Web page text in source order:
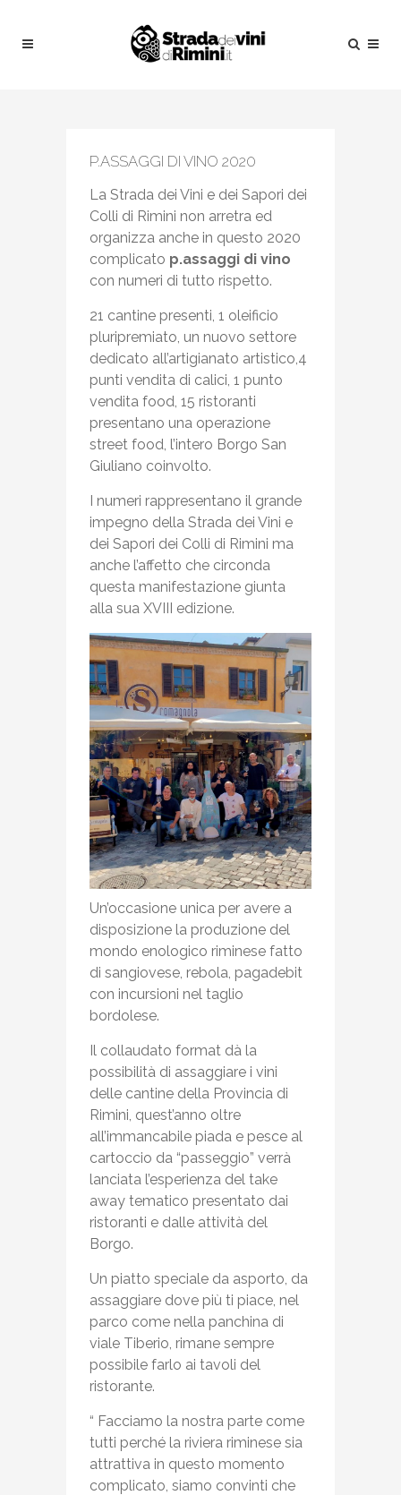
P.ASSAGGI DI VINO 2020
La Strada dei Vini e dei Sapori dei
Colli di Rimini non arretra ed
organizza anche in questo 2020
complicato p.assaggi di vino
con numeri di tutto rispetto.
21 cantine presenti, 1 oleificio
pluripremiato, un nuovo settore
dedicato all’artigianato artistico,4
punti vendita di calici, 1 punto
vendita food, 15 ristoranti
presentano una operazione
street food, l’intero Borgo San
Giuliano coinvolto.
I numeri rappresentano il grande
impegno della Strada dei Vini e
dei Sapori dei Colli di Rimini ma
anche l’affetto che circonda
questa manifestazione giunta
alla sua XVIII edizione.
Un’occasione unica per avere a
disposizione la produzione del
mondo enologico riminese fatto
di sangiovese, rebola, pagadebit
con incursioni nel taglio
bordolese.
Il collaudato format dà la
possibilità di assaggiare i vini
delle cantine della Provincia di
Rimini, quest’anno oltre
all’immancabile piada e pesce al
cartoccio da “passeggio” verrà
lanciata l’esperienza del take
away tematico presentato dai
ristoranti e dalle attività del
Borgo.
Un piatto speciale da asporto, da
assaggiare dove più ti piace, nel
parco come nella panchina di
viale Tiberio, rimane sempre
possibile farlo ai tavoli del
ristorante.
“ Facciamo la nostra parte come
tutti perché la riviera riminese sia
attrattiva in questo momento
complicato, siamo convinti che